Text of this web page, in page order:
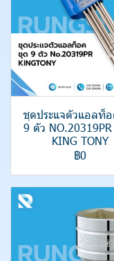
ชุดประแจตัวแอลท็
9 ตัว
KING TONY
฿0